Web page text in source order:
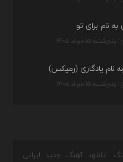
نام برای تو
۱۵ مرداد ۱۴۰۵
نام یادگاری (رمیکس)
۱۵ مرداد ۱۴۰۵
دانلود آهنگ جدید ایرانی